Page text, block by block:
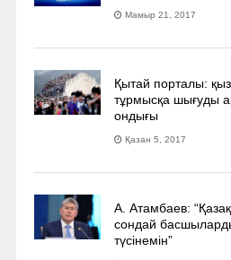
Мамыр 21, 2017
Қытай порталы:
тұрмысқа шығуды
ондығы
Қазан 5, 2017
А. Атамбаев: “Қазақ
сондай
түсінемін”